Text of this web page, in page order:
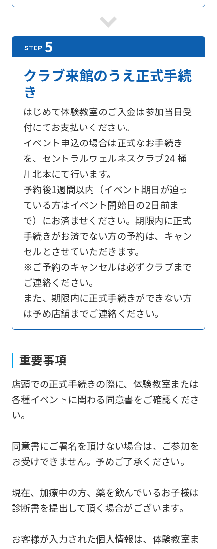
クラブ来館のうえ正式手続
き
はじめて体験教室のご入金は参加当日受
付にてお支払いください。
イベント申込の場合は正式なお手続き
を、セントラルウェルネスクラブ24 桶
川北本にて行います。
予約後1週間以内（イベント期日が迫っ
ている方はイベント開始日の2日前ま
で）にお済ませください。期限内に正式
手続きがお済でない方の予約は、キャン
セルとさせていただきます。
※ご予約のキャンセルは必ずクラブまで
ご連絡ください。
また、期限内に正式手続きができない方
は予め店舗までご連絡ください。
重要事項
店頭での正式手続きの際に、体験教室または
各種イベントに関わる同意書をご確認くださ
い。
同意書にご署名を頂けない場合は、ご参加を
お受けできません。予めご了承ください。
現在、加療中の方、薬を飲んでいるお子様は
診断書を提出して頂く場合がございます。
お客様が入力された個人情報は、体験教室ま
For
foreigners
Central
Sports
website
is
automatically
translated
into
English.
Click
the
link
below
(start
translation)
to
return
top
page.
However,
you
use
an
automatic
translation
service,
the